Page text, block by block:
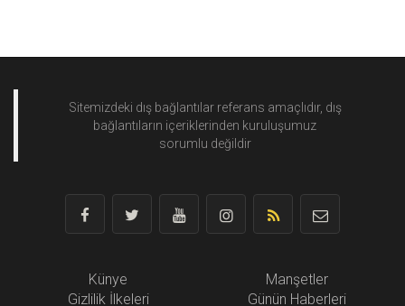
Sitemizdeki dış bağlantılar referans amaçlıdır, dış
bağlantıların içeriklerinden kuruluşumuz
sorumlu değildir
Künye
Gizlilik İlkeleri
Manşetler
Günün Haberleri